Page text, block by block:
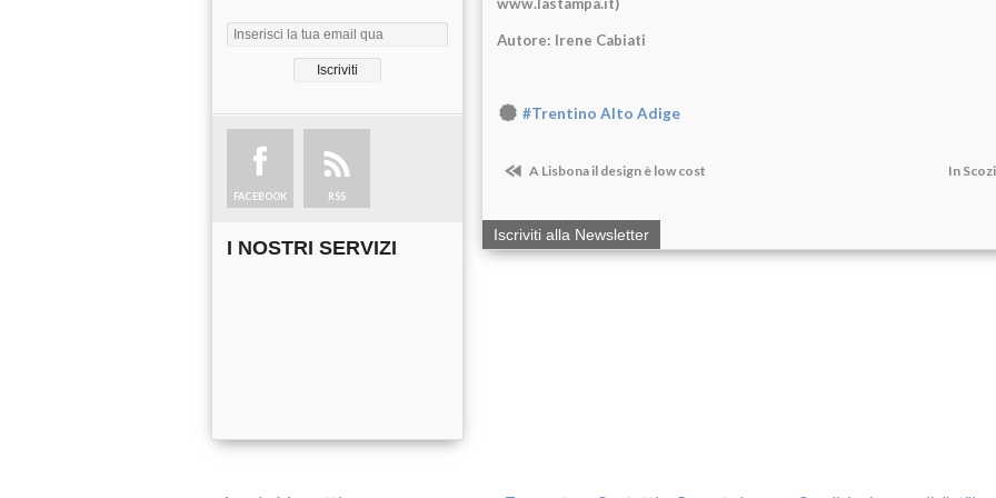
FACEBOOK RSS
I NOSTRI SERVIZI
Autore: Irene Cabiati
#Trentino Alto Adige
A Lisbona il design è low cost In
Iscriviti alla Newsletter